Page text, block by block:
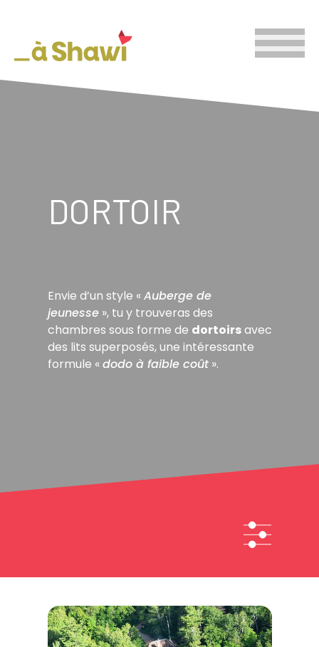
DORTOIR
Envie d’un style «Auberge de
jeunesse», tu y trouveras des
chambres sous forme de dortoirsavec
des lits superposés, une intéressante
formule «dodo à faible coût».